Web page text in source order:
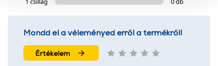
Mondd el a véleményed erről a termékről!
Értékelem